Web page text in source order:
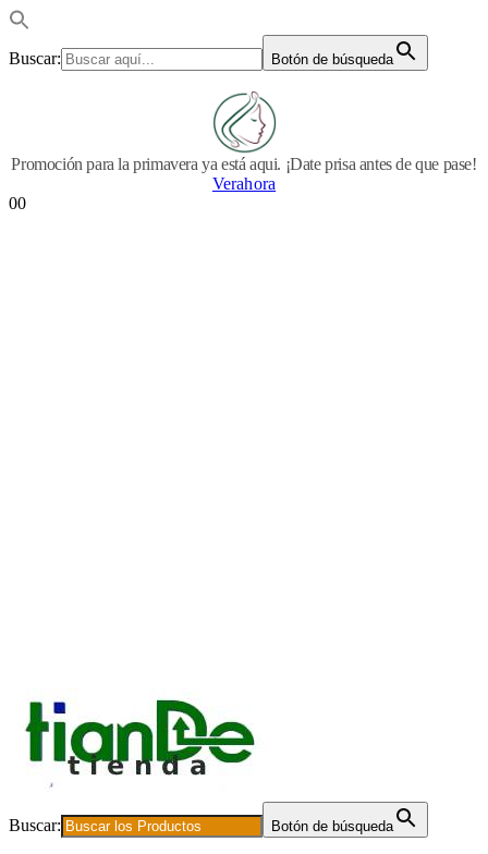
Buscar: Botón de búsqueda
Promoción para la primavera ya está aqui. ¡Date prisa antes de que pase!
Verahora
00
Buscar: Botón de búsqueda